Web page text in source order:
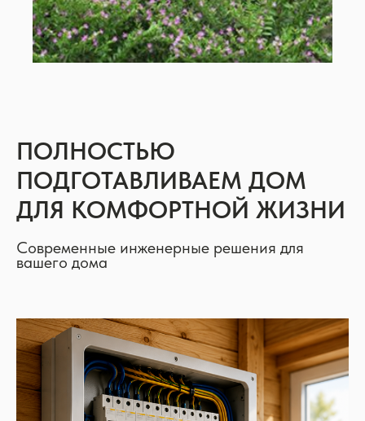
ПОЛНОСТЬЮ
ПОДГОТАВЛИВАЕМ ДОМ
ДЛЯ КОМФОРТНОЙ ЖИЗНИ
Современные инженерные решения для
вашего дома